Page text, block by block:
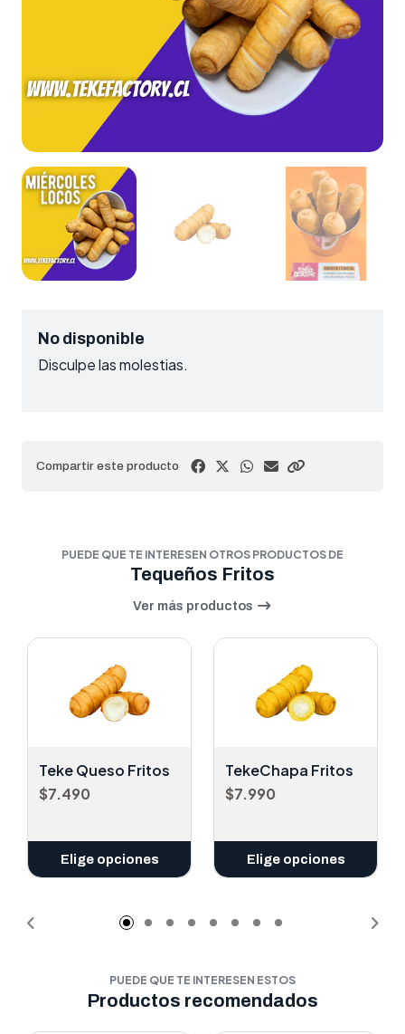
No disponible
Disculpe las molestias.
Compartir este producto
PUEDE QUE TE INTERESEN OTROS PRODUCTOS DE
Tequeños Fritos
Ver más productos
Teke Queso Fritos
$7.490
Elige opciones
TekeChapa Fritos
$7.990
Elige opciones
PUEDE QUE TE INTERESEN ESTOS
Productos recomendados